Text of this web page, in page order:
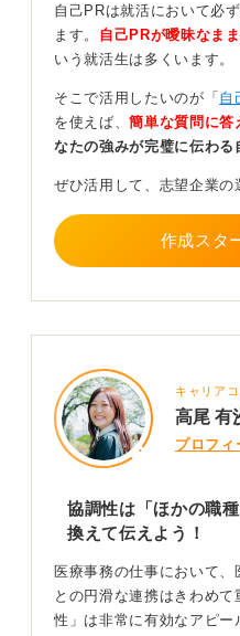
力した姿勢をとったこと
い。
医療事務には「正確性」
で示そう
事に対応する力が求めら
てしまうと、医師や患者
まう可能性があるからです。
応して周囲から信頼され
0
自己PRは就活において必
ます。 自己PRが曖昧なま
いう就活生は多くいます。
そこで活用したいのが「 自
を使えば、簡単な質問に答
なたの強みが完璧に伝わる
ぜひ活用して、志望企業の
作成スタ
キャリア
高尾 有
プロフィ
協調性は「ほかの職
換えて伝えよう！
医療事務の仕事において
との円滑な連携はきわめ
性」は非常に有効なアピー